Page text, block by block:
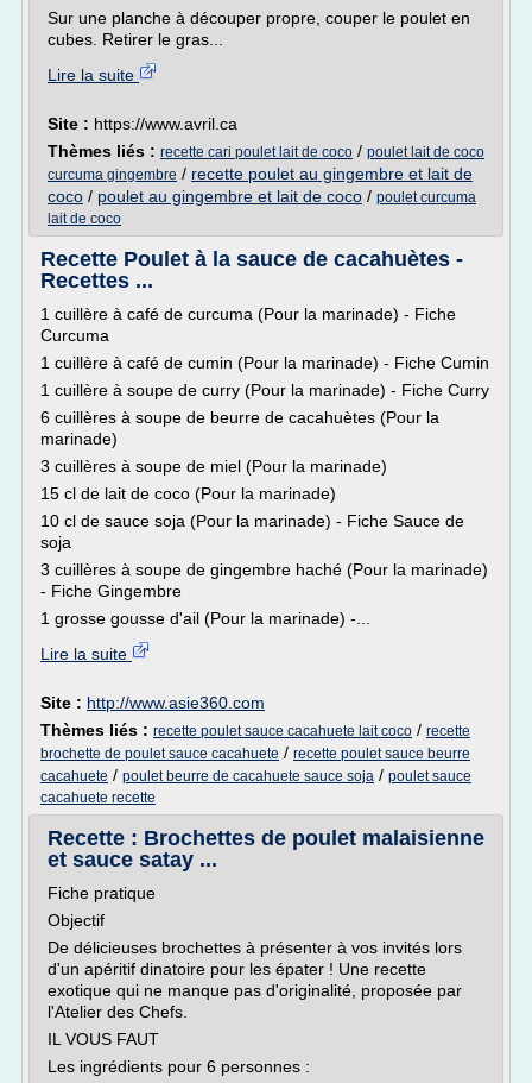
Sur une planche à découper propre, couper le poulet en
cubes. Retirer le gras...
Lire la suite
Site : https://www.avril.ca
Thèmes liés : recette cari poulet lait de coco / poulet lait de coco
curcuma gingembre / recette poulet au gingembre et lait de
coco / poulet au gingembre et lait de coco / poulet curcuma
lait de coco
Recette Poulet à la sauce de cacahuètes -
Recettes ...
1 cuillère à café de curcuma (Pour la marinade) - Fiche
Curcuma
1 cuillère à café de cumin (Pour la marinade) - Fiche Cumin
1 cuillère à soupe de curry (Pour la marinade) - Fiche Curry
6 cuillères à soupe de beurre de cacahuètes (Pour la
marinade)
3 cuillères à soupe de miel (Pour la marinade)
15 cl de lait de coco (Pour la marinade)
10 cl de sauce soja (Pour la marinade) - Fiche Sauce de
soja
3 cuillères à soupe de gingembre haché (Pour la marinade)
- Fiche Gingembre
1 grosse gousse d'ail (Pour la marinade) -...
Lire la suite
Site : http://www.asie360.com
Thèmes liés : recette poulet sauce cacahuete lait coco / recette
brochette de poulet sauce cacahuete / recette poulet sauce beurre
cacahuete / poulet beurre de cacahuete sauce soja / poulet sauce
cacahuete recette
Recette : Brochettes de poulet malaisienne
et sauce satay ...
Fiche pratique
Objectif
De délicieuses brochettes à présenter à vos invités lors
d'un apéritif dinatoire pour les épater ! Une recette
exotique qui ne manque pas d'originalité, proposée par
l'Atelier des Chefs.
IL VOUS FAUT
Les ingrédients pour 6 personnes :